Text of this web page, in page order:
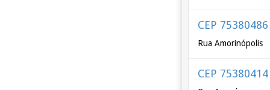
CEP 75380486
Rua Amorinópolis
CEP 75380414